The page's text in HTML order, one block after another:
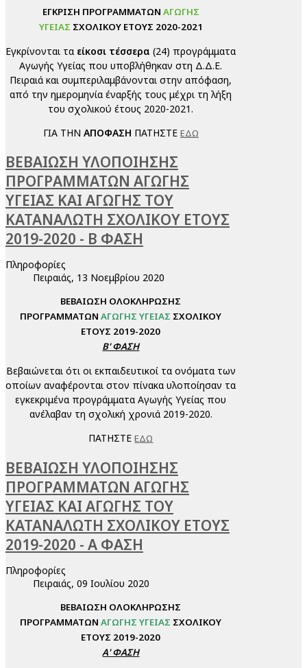
ΕΓΚΡΙΣΗ ΠΡΟΓΡΑΜΜΑΤΩΝ ΑΓΩΓΗΣ
ΥΓΕΙΑΣ ΣΧΟΛΙΚΟΥ ΕΤΟΥΣ 2020-2021
Εγκρίνονται τα είκοσι τέσσερα(24) προγράμματα
Αγωγής Υγείας που υποβλήθηκαν στη Δ.Δ.Ε.
Πειραιά και συμπεριλαμβάνονται στην απόφαση,
από την ημερομηνία έναρξής τους μέχρι τη λήξη
του σχολικού έτους 2020-2021.
ΓΙΑ ΤΗΝ ΑΠΟΦΑΣΗ ΠΑΤΗΣΤΕ ΕΔΩ
ΒΕΒΑΙΩΣΗ ΥΛΟΠΟΙΗΣΗΣ
ΠΡΟΓΡΑΜΜΑΤΩΝ ΑΓΩΓΗΣ
ΥΓΕΙΑΣ ΚΑΙ ΑΓΩΓΗΣ ΤΟΥ
ΚΑΤΑΝΑΛΩΤΗ ΣΧΟΛΙΚΟΥ ΕΤΟΥΣ
2019-2020 - Β ΦΑΣΗ
Πληροφορίες
Πειραιάς, 13 Νοεμβρίου 2020
ΒΕΒΑΙΩΣΗ ΟΛΟΚΛΗΡΩΣΗΣ
ΠΡΟΓΡΑΜΜΑΤΩΝΑΓΩΓΗΣ ΥΓΕΙΑΣ ΣΧΟΛΙΚΟΥ
ΕΤΟΥΣ 2019-2020
Β' ΦΑΣΗ
Βεβαιώνεται ότι οι εκπαιδευτικοί τα ονόματα των
οποίων αναφέρονται στον πίνακα υλοποίησαν τα
εγκεκριμένα προγράμματα Αγωγής Υγείας που
ανέλαβαν τη σχολική χρονιά 2019-2020.
ΠΑΤΗΣΤΕΕΔΩ
ΒΕΒΑΙΩΣΗ ΥΛΟΠΟΙΗΣΗΣ
ΠΡΟΓΡΑΜΜΑΤΩΝ ΑΓΩΓΗΣ
ΥΓΕΙΑΣ ΚΑΙ ΑΓΩΓΗΣ ΤΟΥ
ΚΑΤΑΝΑΛΩΤΗ ΣΧΟΛΙΚΟΥ ΕΤΟΥΣ
2019-2020 - Α ΦΑΣΗ
Πληροφορίες
Πειραιάς, 09 Ιουλίου 2020
ΒΕΒΑΙΩΣΗ ΟΛΟΚΛΗΡΩΣΗΣ
ΠΡΟΓΡΑΜΜΑΤΩΝΑΓΩΓΗΣ ΥΓΕΙΑΣ ΣΧΟΛΙΚΟΥ
ΕΤΟΥΣ 2019-2020
Α' ΦΑΣΗ